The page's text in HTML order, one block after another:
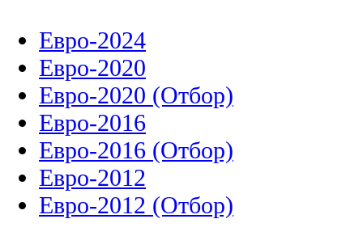
Евро-2024
Евро-2020
Евро-2020 (Отбор)
Евро-2016
Евро-2016 (Отбор)
Евро-2012
Евро-2012 (Отбор)